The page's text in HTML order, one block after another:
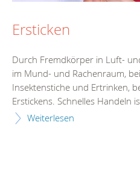
Ersticken
Durch Fremdkörper in Luft-
im Mund- und Rachenraum,
Insektenstiche und Ertrinken,
Erstickens. Schnelles Handeln
Weiterlesen